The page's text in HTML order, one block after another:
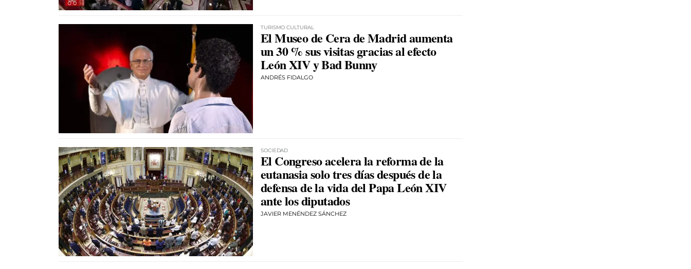
TURISMO CULTURAL
El Museo de Cera de Madrid aumenta
un 30 % sus visitas gracias al efecto
León XIV y Bad Bunny
ANDRÉS FIDALGO
SOCIEDAD
El Congreso acelera la reforma de la
eutanasia solo tres días después de la
defensa de la vida del Papa León XIV
ante los diputados
JAVIER MENÉNDEZ SÁNCHEZ